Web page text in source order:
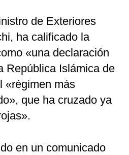
de Exteriores
ha calificado la
«una declaración
República Islámica de
«régimen más
que ha cruzado ya
en un comunicado